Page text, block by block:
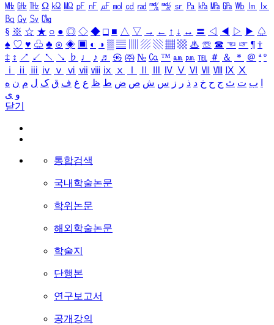
㎒ ㎓ ㎔ Ω ㏀ ㏁ ㎊ ㎋ ㎌ ㏖ ㏅ ㎭ ㎮ ㎯ ㏛ ㎩ ㎪ ㎫ ㎬ ㏝ ㏐
㏓
㏃ ㏉ ㏜ ㏆
§ ※ ☆ ★ ○ ● ◎ ◇ ◆ □ ■ △ ▽ → ← ↑ ↓ ↔ 〓 ◁ ◀ ▷ ▶ ♤
♠ ♡ ♥ ♧ ♣ ⊙ ◈ ▣ ◐ ◑ ▒ ▤ ▨ ▧ ▦ ▩ ♨ ☏ ☎ ☜ ☞ ¶ †
‡ ↕ ↗ ↙ ↖ ↘ ♭ ♩ ♪ ♬ ㉿ ㈜ № ㏇ ™ ㏂ ㏘ ℡ ＃ ＆ ＊ ＠ ª º
ⅰ
ⅱ ⅲ ⅳ ⅴ ⅵ ⅶ ⅷ ⅸ ⅹ Ⅳ Ⅴ Ⅵ Ⅶ Ⅷ Ⅸ Ⅹ
ب ت ث ج ح خ د ذ ر ز س ش ص ض ط ظ ع غ ف ق ک ل م ن ه
و ی
닫기
통합검색
국내학술논문
학위논문
해외학술논문
학술지
단행본
연구보고서
공개강의